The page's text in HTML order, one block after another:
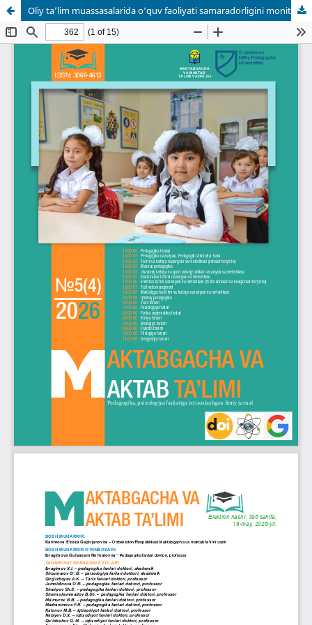
Oliy ta’lim muassasalarida o‘quv faoliyati samaradorligini monitoring qilish tizimini loyihalashning tashkiliy-pedagogik asoslari